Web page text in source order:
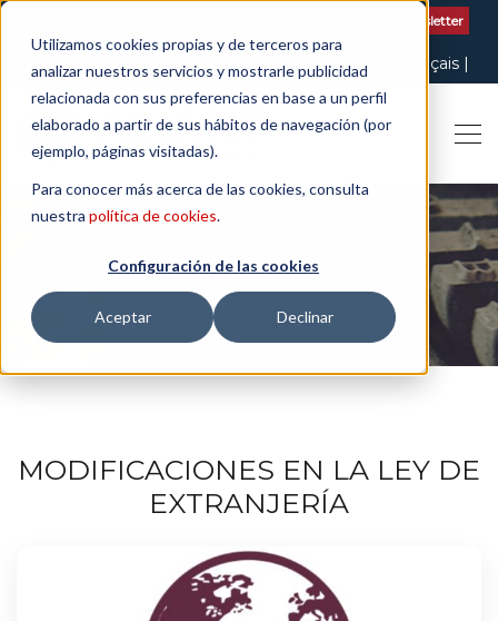
Utilizamos cookies propias y de terceros para
analizar nuestros servicios y mostrarle publicidad
relacionada con sus preferencias en base a un perfil
elaborado a partir de sus hábitos de navegación (por
ejemplo, páginas visitadas).
Para conocer más acerca de las cookies, consulta
nuestra política de cookies.
Configuración de las cookies
Aceptar Declinar
Suscribete a nuestro Newsletter
Español Català
English Français
Italiano
THE ART OF BEING LEGAL
MODIFICACIONES EN LA LEY DE
EXTRANJERÍA